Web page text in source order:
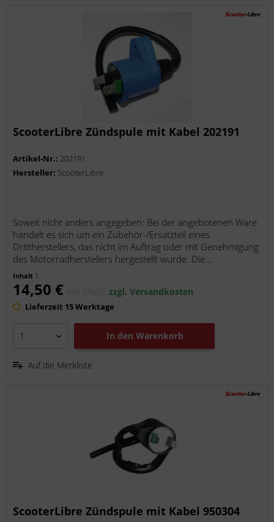
ScooterLibre Zündspule mit Kabel 202191
Artikel-Nr.: 202191
Hersteller: ScooterLibre
Soweit nicht anders angegeben: Bei der angebotenen Ware
handelt es sich um ein Zubehör-/Ersatzteil eines
Drittherstellers, das nicht im Auftrag oder mit Genehmigung
des Motorradherstellers hergestellt wurde. Die...
Inhalt 1
14,50 € inkl. MwSt.zzgl. Versandkosten
Lieferzeit 15 Werktage
In den Warenkorb
Auf die Merkliste
ScooterLibre Zündspule mit Kabel 950304